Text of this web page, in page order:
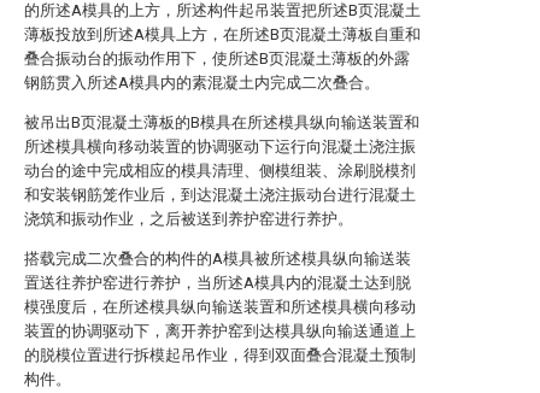
的所述A模具的上方，所述构件起吊装置把所述B页混凝土
薄板投放到所述A模具上方，在所述B页混凝土薄板自重和
叠合振动台的振动作用下，使所述B页混凝土薄板的外露
钢筋贯入所述A模具内的素混凝土内完成二次叠合。
被吊出B页混凝土薄板的B模具在所述模具纵向输送装置和
所述模具横向移动装置的协调驱动下运行向混凝土浇注振
动台的途中完成相应的模具清理、侧模组装、涂刷脱模剂
和安装钢筋笼作业后，到达混凝土浇注振动台进行混凝土
浇筑和振动作业，之后被送到养护窑进行养护。
搭载完成二次叠合的构件的A模具被所述模具纵向输送装
置送往养护窑进行养护，当所述A模具内的混凝土达到脱
模强度后，在所述模具纵向输送装置和所述模具横向移动
装置的协调驱动下，离开养护窑到达模具纵向输送通道上
的脱模位置进行拆模起吊作业，得到双面叠合混凝土预制
构件。